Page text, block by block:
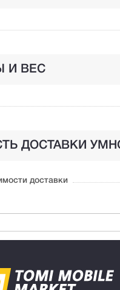
И ВЕС
ДОСТАВКИ
доставки